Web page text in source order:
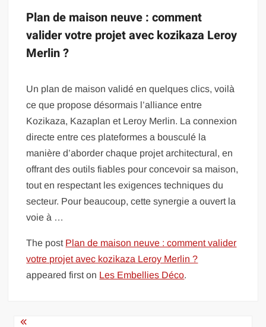
Plan de maison neuve : comment
valider votre projet avec kozikaza Leroy
Merlin ?
Un plan de maison validé en quelques clics, voilà
ce que propose désormais l’alliance entre
Kozikaza, Kazaplan et Leroy Merlin. La connexion
directe entre ces plateformes a bousculé la
manière d’aborder chaque projet architectural, en
offrant des outils fiables pour concevoir sa maison,
tout en respectant les exigences techniques du
secteur. Pour beaucoup, cette synergie a ouvert la
voie à …
The post Plan de maison neuve : comment valider
votre projet avec kozikaza Leroy Merlin ?
appeared first on Les Embellies Déco.